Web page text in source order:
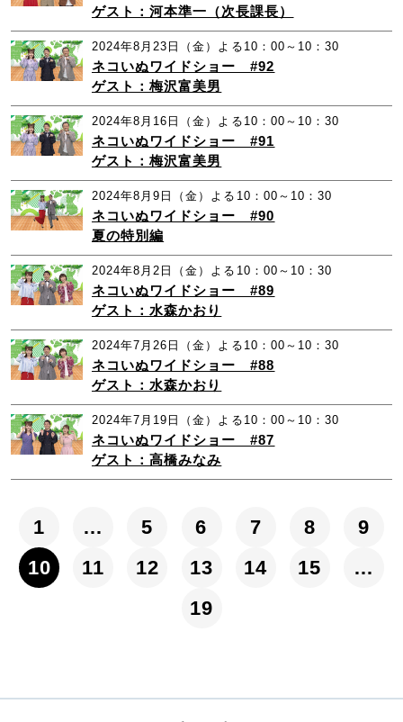
ゲスト：河本準一（次長課長）
2024年8月23日（金）よる10：00～10：30
ネコいぬワイドショー #92
ゲスト：梅沢富美男
2024年8月16日（金）よる10：00～10：30
ネコいぬワイドショー #91
ゲスト：梅沢富美男
2024年8月9日（金）よる10：00～10：30
ネコいぬワイドショー #90
夏の特別編
2024年8月2日（金）よる10：00～10：30
ネコいぬワイドショー #89
ゲスト：水森かおり
2024年7月26日（金）よる10：00～10：30
ネコいぬワイドショー #88
ゲスト：水森かおり
2024年7月19日（金）よる10：00～10：30
ネコいぬワイドショー #87
ゲスト：高橋みなみ
1 … 5 6 7 8
9
10
11 12 13 14 15
…
19